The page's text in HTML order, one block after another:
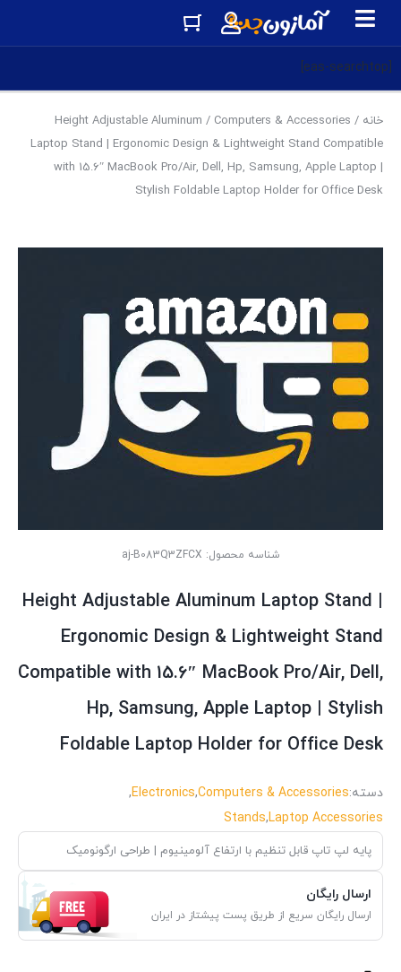
[eas-searchtop]
خانه /
Computers & Accessories
/ Height Adjustable Aluminum
Laptop Stand | Ergonomic Design & Lightweight Stand Compatible
with 15.6″ MacBook Pro/Air, Dell, Hp, Samsung, Apple Laptop |
Stylish Foldable Laptop Holder for Office Desk
شناسه محصول: aj-B083Q3ZFCX
Height Adjustable Aluminum Laptop Stand |
Ergonomic Design & Lightweight Stand
Compatible with 15.6″ MacBook Pro/Air, Dell,
Hp, Samsung, Apple Laptop | Stylish
Foldable Laptop Holder for Office Desk
دسته:Computers & Accessories
,
Electronics
,
Laptop Accessories
,
Stands
پایه لپ تاپ قابل تنظیم با ارتفاع آلومینیوم | طراحی ارگونومیک
ارسال رایگان
ارسال رایگان سریع از طریق پست پیشتاز در ایران